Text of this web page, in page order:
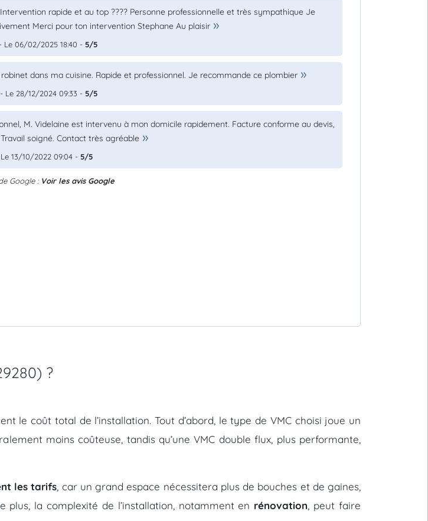
rapide et au top ???? Personne professionnelle et très sympathique Je
Merci pour ton intervention Stephane Au plaisir
- Le 06/02/2025 18:40 - 5/5
dans ma cuisine. Rapide et professionnel. Je recommande ce plombier
- Le 28/12/2024 09:33 - 5/5
M. Videlaine est intervenu à mon domicile rapidement. Facture conforme au devis,
soigné. Contact très agréable
13/10/2022 09:04 - 5/5
Google : Voir les avis Google
?
le coût total de l’installation. Tout d’abord, le type de VMC choisi joue un
moins coûteuse, tandis qu’une VMC double flux, plus performante,
les tarifs , car un grand espace nécessitera plus de bouches et de gaines,
la complexité de l’installation, notamment en rénovation , peut faire